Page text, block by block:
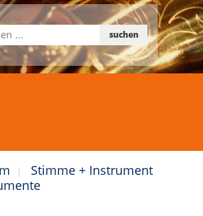
suchen
Stimme + Instrument